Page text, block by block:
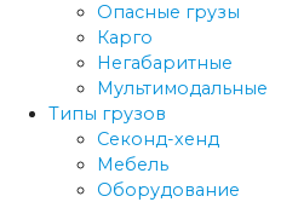
Опасные грузы
Карго
Негабаритные
Мультимодальные
Типы грузов
Секонд-хенд
Мебель
Оборудование